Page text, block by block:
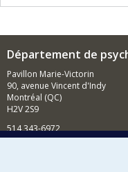
Département de
Pavillon Marie-Victorin
90, avenue Vincent d'Indy
Montréal (QC)
H2V 2S9
514 343-6972